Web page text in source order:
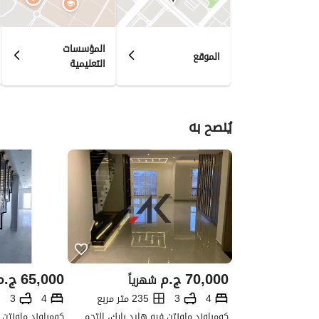
الموقع المؤسسات
التعليمية
يُنصح به
ج.م70,000 شهرياً
4
3
235 متر مربع
65,000
4
3